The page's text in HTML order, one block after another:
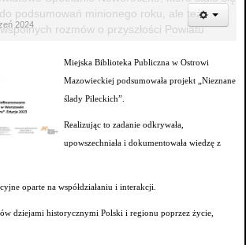
podsumowań minionego roku, ale też
rozmów o przyszłości Powiatu
2024
Miejska Biblioteka Publiczna w Ostrowi
Mazowieckiej podsumowała projekt „Nieznane
ślady Pileckich”.
Realizując to zadanie odkrywała,
upowszechniała i dokumentowała wiedzę z
oparte na współdziałaniu i interakcji.
dziejami historycznymi Polski i regionu poprzez życie,